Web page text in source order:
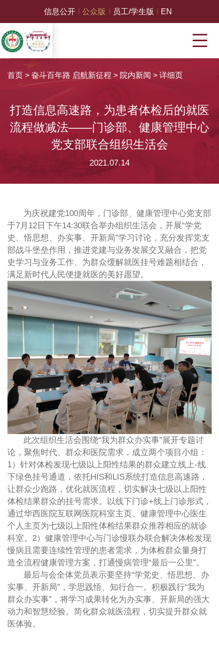
信息公开 公众版 员工/学生版 EN
首页> 奋斗百年路 启航新征程 > 院内新闻 > 详细页
打造信息高速路，为患者体检后的就医
流程做减法——门诊部、健康管理中心
党支部联合组织生活会
2021.07.14
为庆祝建党100周年，门诊部、健康管理中心党支部
于7月12日下午14:30联合举办组织生活会，开展“学党
史、悟思想、办实事、开新局”学习讨论，充分发挥党支
部战斗堡垒作用，推进党建与业务发展交叉融合，把党
史学习与业务工作、为群众缓解就医挂号难题相结合，
满足新时代人民便捷就医的美好愿望。
此次组织生活会围绕“我为群众办实事”展开专题讨
论，聚焦时代、群众和医院需求，成立两个项目小组：
1）针对体检发现七级以上阳性结果的群众建立线上-线
下绿色挂号通道，依托HIS和LIS系统打造信息高速路，
让群众少跑路，优化就医流程，切实解决七级以上阳性
体检结果群众的挂号需求。以线下门诊+线上门诊形式，
通过华西医院互联网医院科室主页、健康管理中心医生
个人主页为七级以上阳性体检结果群众推荐相应的就诊
科室。2）健康管理中心与门诊慢联办联合解决体检发现
慢病且需要连续性管理的患者需求，为体检群众量身打
造全流程健康管理方案，打通慢病管理“最后一公里”。
最后与会全体党员表示要坚持“学党史、悟思想、办
实事、开新局”，学思践悟、知行合一。积极践行“我为
群众办实事”，将学习成果转化为办实事、开新局的强大
动力和智慧经验。简化群众就医流程，切实提升群众就
医体验。